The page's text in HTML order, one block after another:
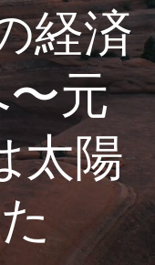
経済
〜元
太陽